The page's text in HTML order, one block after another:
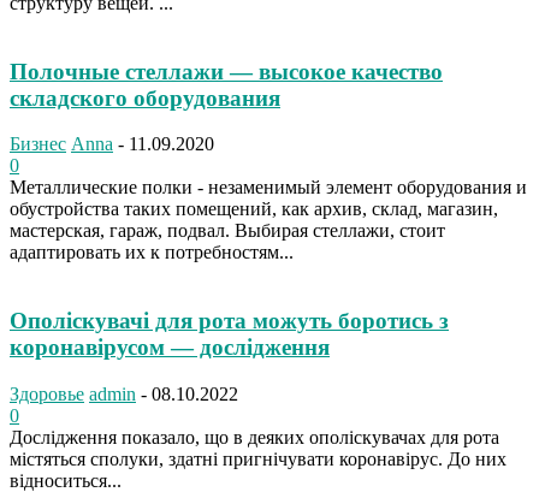
Полочные стеллажи — высокое качество
складского оборудования
Бизнес Anna - 11.09.2020
0
Металлические полки - незаменимый элемент оборудования и
обустройства таких помещений, как архив, склад, магазин,
мастерская, гараж, подвал. Выбирая стеллажи, стоит
адаптировать их к потребностям...
Ополіскувачі для рота можуть боротись з
коронавірусом — дослідження
Здоровье admin - 08.10.2022
0
Дослідження показало, що в деяких ополіскувачах для рота
містяться сполуки, здатні пригнічувати коронавірус. До них
відноситься...